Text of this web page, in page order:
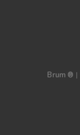
Brum ® |